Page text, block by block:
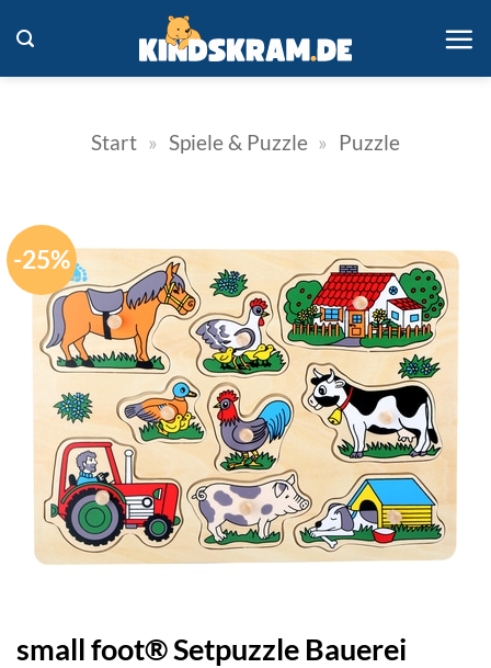
Inhalt
springen
Start » Spiele & Puzzle » Puzzle
-25%
small foot® Setpuzzle Bauerei